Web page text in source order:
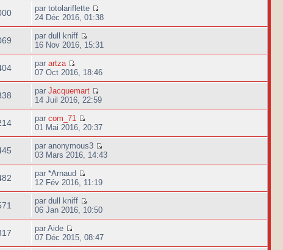
par totolariflette
24 Déc 2016, 01:38
par dull kniff
16 Nov 2016, 15:31
par artza
07 Oct 2016, 18:46
par Jacquemart
14 Juil 2016, 22:59
par com_71
01 Mai 2016, 20:37
par anonymous3
03 Mars 2016, 14:43
par *Arnaud
12 Fév 2016, 11:19
par dull kniff
06 Jan 2016, 10:50
par Aide
07 Déc 2015, 08:47